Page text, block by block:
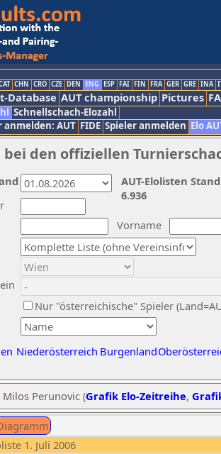
CHN CRO CZE DEN ENG ESP FAI FIN FRA GER GRE INA
Database AUT championship Pictures
Schnellschach-Elozahl
anmelden: AUT FIDE Spieler anmelden Elo
den offiziellen
Vorname
Nur "österreichische" Spieler
Niederösterreich Burgenland
AUT-Elolisten
6.936
Milos Perunovic (Grafik Elo-Zeitreihe,
1. Juli 2006